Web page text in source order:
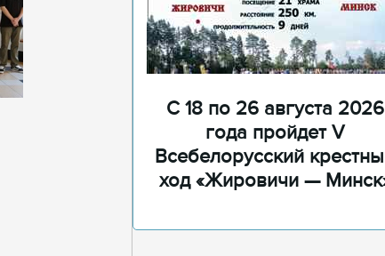
С 18 по 26 августа 2026
года пройдет V
Всебелорусский
ход «Жировичи —